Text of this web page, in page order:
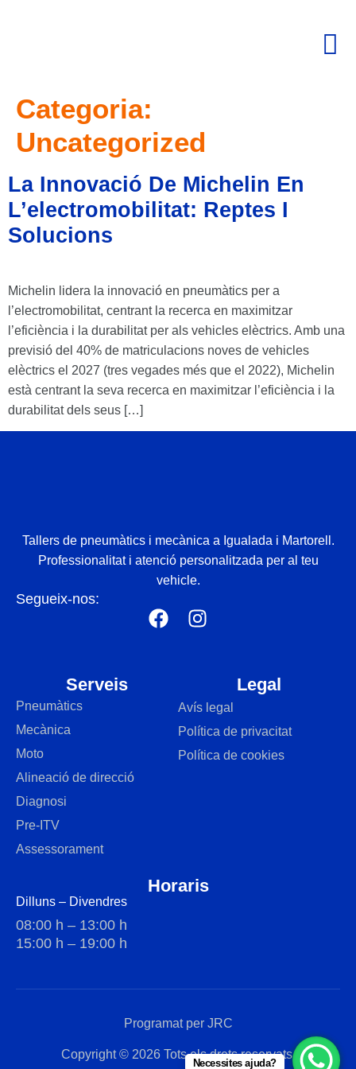
Categoria:
Uncategorized
La Innovació De Michelin En
L’electromobilitat: Reptes I
Solucions
Michelin lidera la innovació en pneumàtics per a
l’electromobilitat, centrant la recerca en maximitzar
l’eficiència i la durabilitat per als vehicles elèctrics. Amb una
previsió del 40% de matriculacions noves de vehicles
elèctrics el 2027 (tres vegades més que el 2022), Michelin
està centrant la seva recerca en maximitzar l’eficiència i la
durabilitat dels seus […]
Tallers de pneumàtics i mecànica a Igualada i Martorell.
Professionalitat i atenció personalitzada per al teu
vehicle.
Segueix-nos:
Serveis
Pneumàtics
Mecànica
Moto
Alineació de direcció
Diagnosi
Pre-ITV
Assessorament
Legal
Avís legal
Política de privacitat
Política de cookies
Horaris
Dilluns – Divendres
08:00 h – 13:00 h
15:00 h – 19:00 h
Programat per JRC
Copyright © 2026 Tots els drets reservats.
Necessites ajuda?